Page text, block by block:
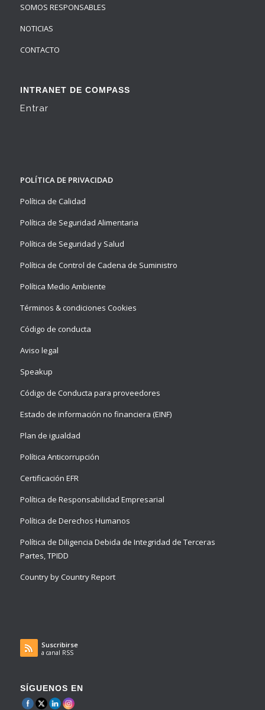
SOMOS RESPONSABLES
NOTICIAS
CONTACTO
INTRANET DE COMPASS
Entrar
POLÍTICA DE PRIVACIDAD
Política de Calidad
Política de Seguridad Alimentaria
Política de Seguridad y Salud
Política de Control de Cadena de Suministro
Política Medio Ambiente
Términos & condiciones Cookies
Código de conducta
Aviso legal
Speakup
Código de Conducta para proveedores
Estado de información no financiera (EINF)
Plan de igualdad
Política Anticorrupción
Certificación EFR
Política de Responsabilidad Empresarial
Política de Derechos Humanos
Política de Diligencia Debida de Integridad de Terceras
Partes, TPIDD
Country by Country Report
Suscribirse
a canal RSS
SÍGUENOS EN